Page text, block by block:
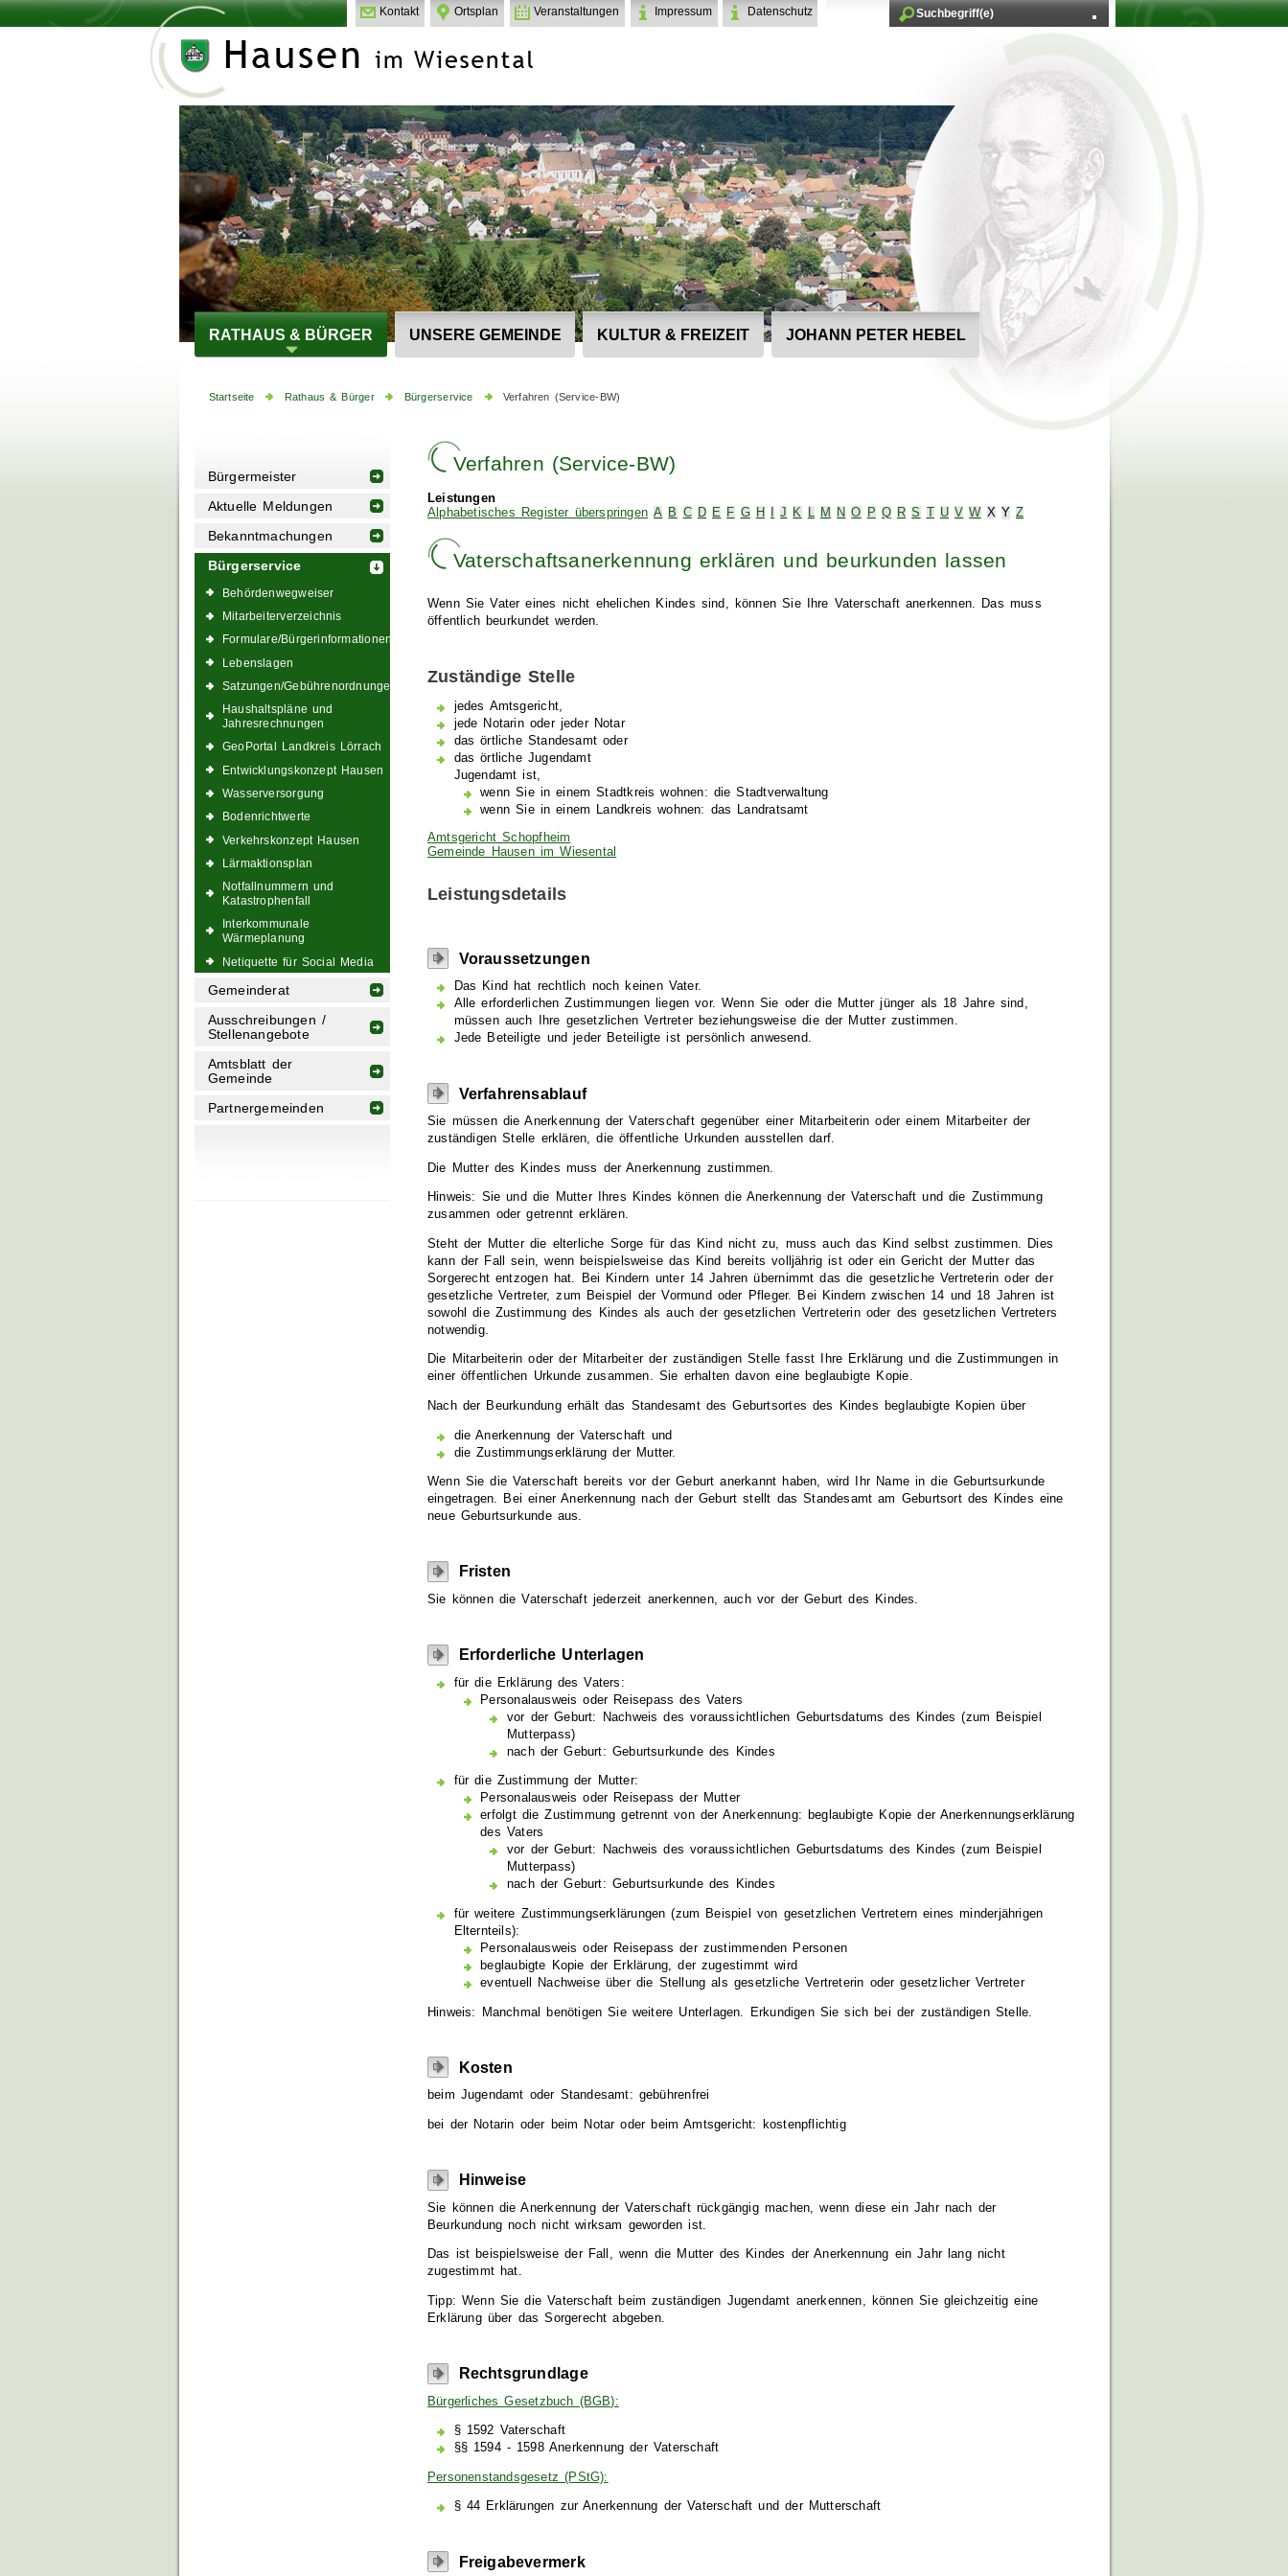
Kontakt Ortsplan Veranstaltungen Impressum Datenschutz
RATHAUS & BÜRGER UNSERE GEMEINDE KULTUR & FREIZEIT JOHANN PETER HEBEL
Startseite Rathaus & Bürger Bürgerservice Verfahren (Service-BW)
Bürgermeister
Aktuelle Meldungen
Bekanntmachungen
Bürgerservice
Behördenwegweiser
Mitarbeiterverzeichnis
Formulare/Bürgerinformationen
Lebenslagen
Satzungen/Gebührenordnungen
Haushaltspläne und
Jahresrechnungen
GeoPortal Landkreis Lörrach
Entwicklungskonzept Hausen
Wasserversorgung
Bodenrichtwerte
Verkehrskonzept Hausen
Lärmaktionsplan
Notfallnummern und
Katastrophenfall
Interkommunale
Wärmeplanung
Netiquette für Social Media
Gemeinderat
Ausschreibungen /
Stellenangebote
Amtsblatt der
Gemeinde
Partnergemeinden
Verfahren (Service-BW)
Leistungen
Alphabetisches Register überspringen A B C D E F G H J K L M N O P Q R S U V W X Y Z
Vaterschaftsanerkennung erklären und beurkunden lassen
Wenn Sie Vater eines nicht ehelichen Kindes sind, können Sie Ihre Vaterschaft anerkennen. Das muss
öffentlich beurkundet werden.
Zuständige Stelle
jedes Amtsgericht,
jede Notarin oder jeder Notar
das örtliche Standesamt oder
das örtliche Jugendamt
Jugendamt ist,
wenn Sie in einem Stadtkreis wohnen: die Stadtverwaltung
wenn Sie in einem Landkreis wohnen: das Landratsamt
Amtsgericht Schopfheim
Gemeinde Hausen im Wiesental
Leistungsdetails
Voraussetzungen
Das Kind hat rechtlich noch keinen Vater.
Alle erforderlichen Zustimmungen liegen vor.Wenn Sie oder die Mutter jünger als 18 Jahre sind,
müssen auch Ihre gesetzlichen Vertreter beziehungsweise die der Mutter zustimmen.
Jede Beteiligte und jeder Beteiligte ist persönlich anwesend.
Verfahrensablauf
Sie müssen die Anerkennung der Vaterschaft gegenüber einer Mitarbeiterin oder einem Mitarbeiter der
zuständigen Stelle erklären, die öffentliche Urkunden ausstellen darf.
Die Mutter des Kindes muss der Anerkennung zustimmen.
Hinweis: Sie und die Mutter Ihres Kindes können die Anerkennung der Vaterschaft und die Zustimmung
zusammen oder getrennt erklären.
Steht der Mutter die elterliche Sorge für das Kind nicht zu, muss auch das Kind selbst zustimmen. Dies
kann der Fall sein, wenn beispielsweise das Kind bereits volljährig ist oder ein Gericht der Mutter das
Sorgerecht entzogen hat. Bei Kindern unter 14 Jahren übernimmt das die gesetzliche Vertreterin oder der
gesetzliche Vertreter, zum Beispiel der Vormund oder Pfleger. Bei Kindern zwischen 14 und 18 Jahren ist
sowohl die Zustimmung des Kindes als auch der gesetzlichen Vertreterin oder des gesetzlichen Vertreters
notwendig.
Die Mitarbeiterin oder der Mitarbeiter der zuständigen Stelle fasst Ihre Erklärung und die Zustimmungen in
einer öffentlichen Urkunde zusammen. Sie erhalten davon eine beglaubigte Kopie.
Nach der Beurkundung erhält das Standesamt des Geburtsortes des Kindes beglaubigte Kopien über
die Anerkennung der Vaterschaft und
die Zustimmungserklärung der Mutter.
Wenn Sie die Vaterschaft bereits vor der Geburt anerkannt haben, wird Ihr Name in die Geburtsurkunde
eingetragen. Bei einer Anerkennung nach der Geburt stellt das Standesamt am Geburtsort des Kindes eine
neue Geburtsurkunde aus.
Fristen
Sie können die Vaterschaft jederzeit anerkennen, auch vor der Geburt des Kindes.
Erforderliche Unterlagen
für die Erklärung des Vaters:
Personalausweis oder Reisepass des Vaters
vor der Geburt: Nachweis des voraussichtlichen Geburtsdatums des Kindes (zum Beispiel
Mutterpass)
nach der Geburt: Geburtsurkunde des Kindes
für die Zustimmung der Mutter:
Personalausweis oder Reisepass der Mutter
erfolgt die Zustimmung getrennt von der Anerkennung: beglaubigte Kopie der Anerkennungserklärung
des Vaters
vor der Geburt: Nachweis des voraussichtlichen Geburtsdatums des Kindes (zum Beispiel
Mutterpass)
nach der Geburt: Geburtsurkunde des Kindes
für weitere Zustimmungserklärungen (zum Beispiel von gesetzlichen Vertretern eines minderjährigen
Elternteils):
Personalausweis oder Reisepass der zustimmenden Personen
beglaubigte Kopie der Erklärung, der zugestimmt wird
eventuell Nachweise über die Stellung als gesetzliche Vertreterin oder gesetzlicher Vertreter
Hinweis: Manchmal benötigen Sie weitere Unterlagen. Erkundigen Sie sich bei der zuständigen Stelle.
Kosten
beim Jugendamt oder Standesamt: gebührenfrei
bei der Notarin oder beim Notar oder beim Amtsgericht: kostenpflichtig
Hinweise
Sie können die Anerkennung der Vaterschaft rückgängig machen, wenn diese ein Jahr nach der
Beurkundung noch nicht wirksam geworden ist.
Das ist beispielsweise der Fall, wenn die Mutter des Kindes der Anerkennung ein Jahr lang nicht
zugestimmt hat.
Tipp: Wenn Sie die Vaterschaft beim zuständigen Jugendamt anerkennen, können Sie gleichzeitig eine
Erklärung über das Sorgerecht abgeben.
Rechtsgrundlage
Bürgerliches Gesetzbuch (BGB):
§ 1592 Vaterschaft
§§ 1594 - 1598 Anerkennung der Vaterschaft
Personenstandsgesetz (PStG):
§ 44 Erklärungen zur Anerkennung der Vaterschaft und der Mutterschaft
Freigabevermerk